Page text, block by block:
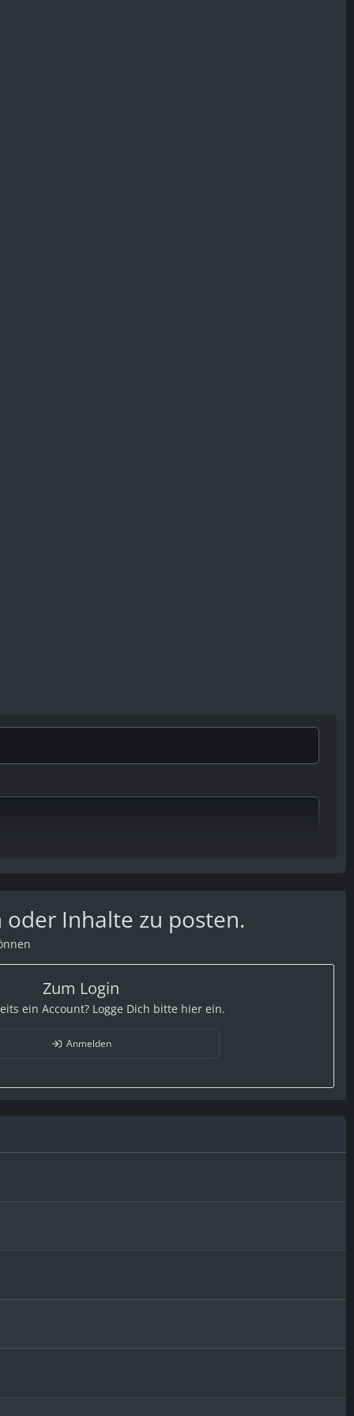
Inhalte zu posten.
Zum Login
ein Account? Logge Dich bitte hier ein.
Anmelden